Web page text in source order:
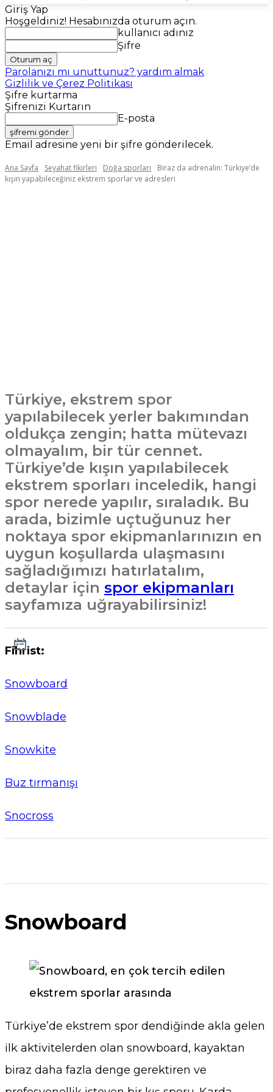
Giriş Yap
Hoşgeldiniz! Hesabınızda oturum açın.
kullanıcı adınız
Şifre
Parolanızı mı unuttunuz? yardım almak
Gizlilik ve Çerez Politikası
Şifre kurtarma
Şifrenizi Kurtarın
E-posta
Email adresine yeni bir şifre gönderilecek.
Ana Sayfa Seyahat fikirleri Doğa sporları
Biraz da adrenalin: Türkiye’de
kışın yapabileceğiniz ekstrem sporlar ve adresleri
Türkiye, ekstrem spor
yapılabilecek yerler bakımından
oldukça zengin; hatta mütevazı
olmayalım, bir tür cennet.
Türkiye’de kışın yapılabilecek
ekstrem sporları inceledik, hangi
spor nerede yapılır, sıraladık. Bu
arada, bizimle uçtuğunuz her
noktaya spor ekipmanlarınızın en
uygun koşullarda ulaşmasını
sağladığımızı hatırlatalım,
detaylar için spor ekipmanları
sayfamıza uğrayabilirsiniz!
Fihrist:
Snowboard
Snowblade
Snowkite
Buz tırmanışı
Snocross
Snowboard
Türkiye’de ekstrem spor dendiğinde akla gelen
ilk aktivitelerden olan snowboard, kayaktan
biraz daha fazla denge gerektiren ve